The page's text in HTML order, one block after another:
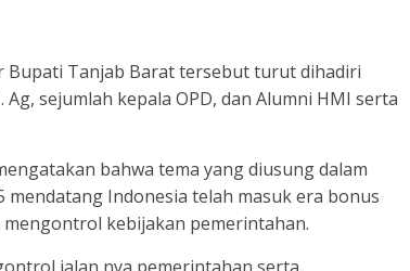
Bupati Tanjab Barat tersebut turut dihadiri
sejumlah kepala OPD, dan Alumni HMI serta
bahwa tema yang diusung dalam
Indonesia telah masuk era bonus
kebijakan pemerintahan.